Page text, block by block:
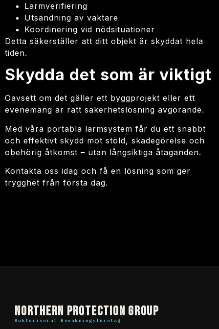
Larmverifiering
Utsändning av väktare
Koordinering vid nödsituationer
Detta säkerställer att ditt objekt är skyddat hela
tiden.
Skydda det som är viktigt
Oavsett om det gäller ett byggprojekt eller ett
evenemang är rätt säkerhetslösning avgörande.
Med våra portabla larmsystem får du ett snabbt
och effektivt skydd mot stöld, skadegörelse och
obehörig åtkomst – utan långsiktiga åtaganden.
Kontakta oss idag och få en lösning som ger
trygghet från första dag.
Northern Protection Group
Auktoriserat Bevakningsföretag